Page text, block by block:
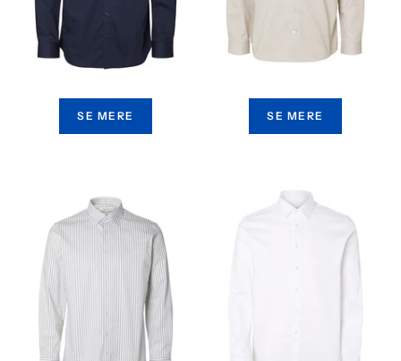
SE MERE SE MERE